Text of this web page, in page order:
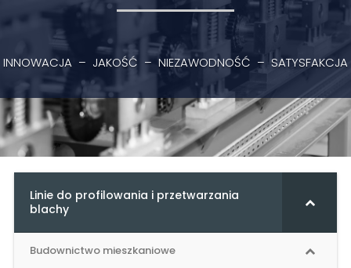
INNOWACJA – JAKOŚĆ – NIEZAWODNOŚĆ – SATYSFAKCJA
Linie do profilowania i przetwarzania
blachy
Budownictwo mieszkaniowe